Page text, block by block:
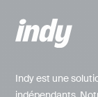
Indy est une